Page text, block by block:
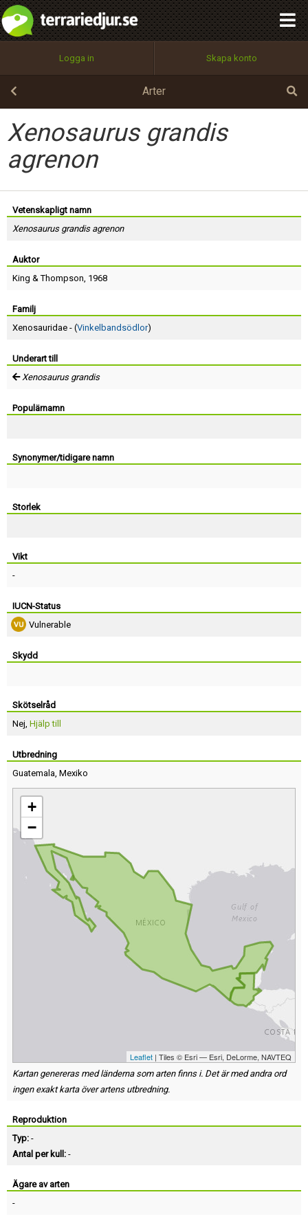
Logga in Skapa konto
Arter
Xenosaurus grandis
agrenon
Vetenskapligt namn
Xenosaurus grandis agrenon
Auktor
King &Thompson, 1968
Familj
Xenosauridae - (Vinkelbandsödlor)
Underart till
Xenosaurus grandis
Populärnamn
Synonymer/tidigare namn
Storlek
Vikt
-
IUCN-Status
Vulnerable
Skydd
Skötselråd
Nej, Hjälp till
Utbredning
Guatemala, Mexiko
+
−
Leaflet | Tiles © Esri — Esri, DeLorme, NAVTEQ
Kartan genereras med länderna som arten finns i. Det är med andra ord
ingen exakt karta över artens utbredning.
Reproduktion
Typ: -
Antal per kull: -
Ägare av arten
-
Utför
100%
OK
integritetspolicy
Namn:
Epost:
Lösenord:
Terms of Service
Begär nytt lösenord
Tillbaka till förstasidan